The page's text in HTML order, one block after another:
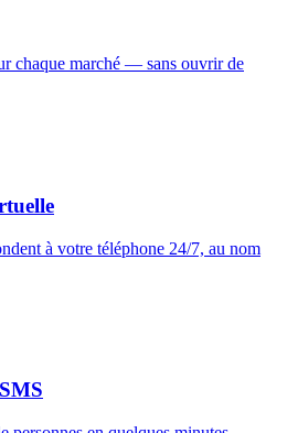
chaque marché — sans ouvrir de
à votre téléphone 24/7, au nom